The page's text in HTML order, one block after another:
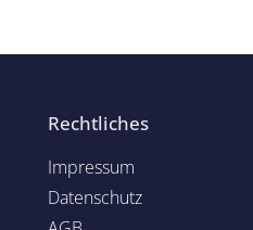
Rechtliches
Impressum
Datenschutz